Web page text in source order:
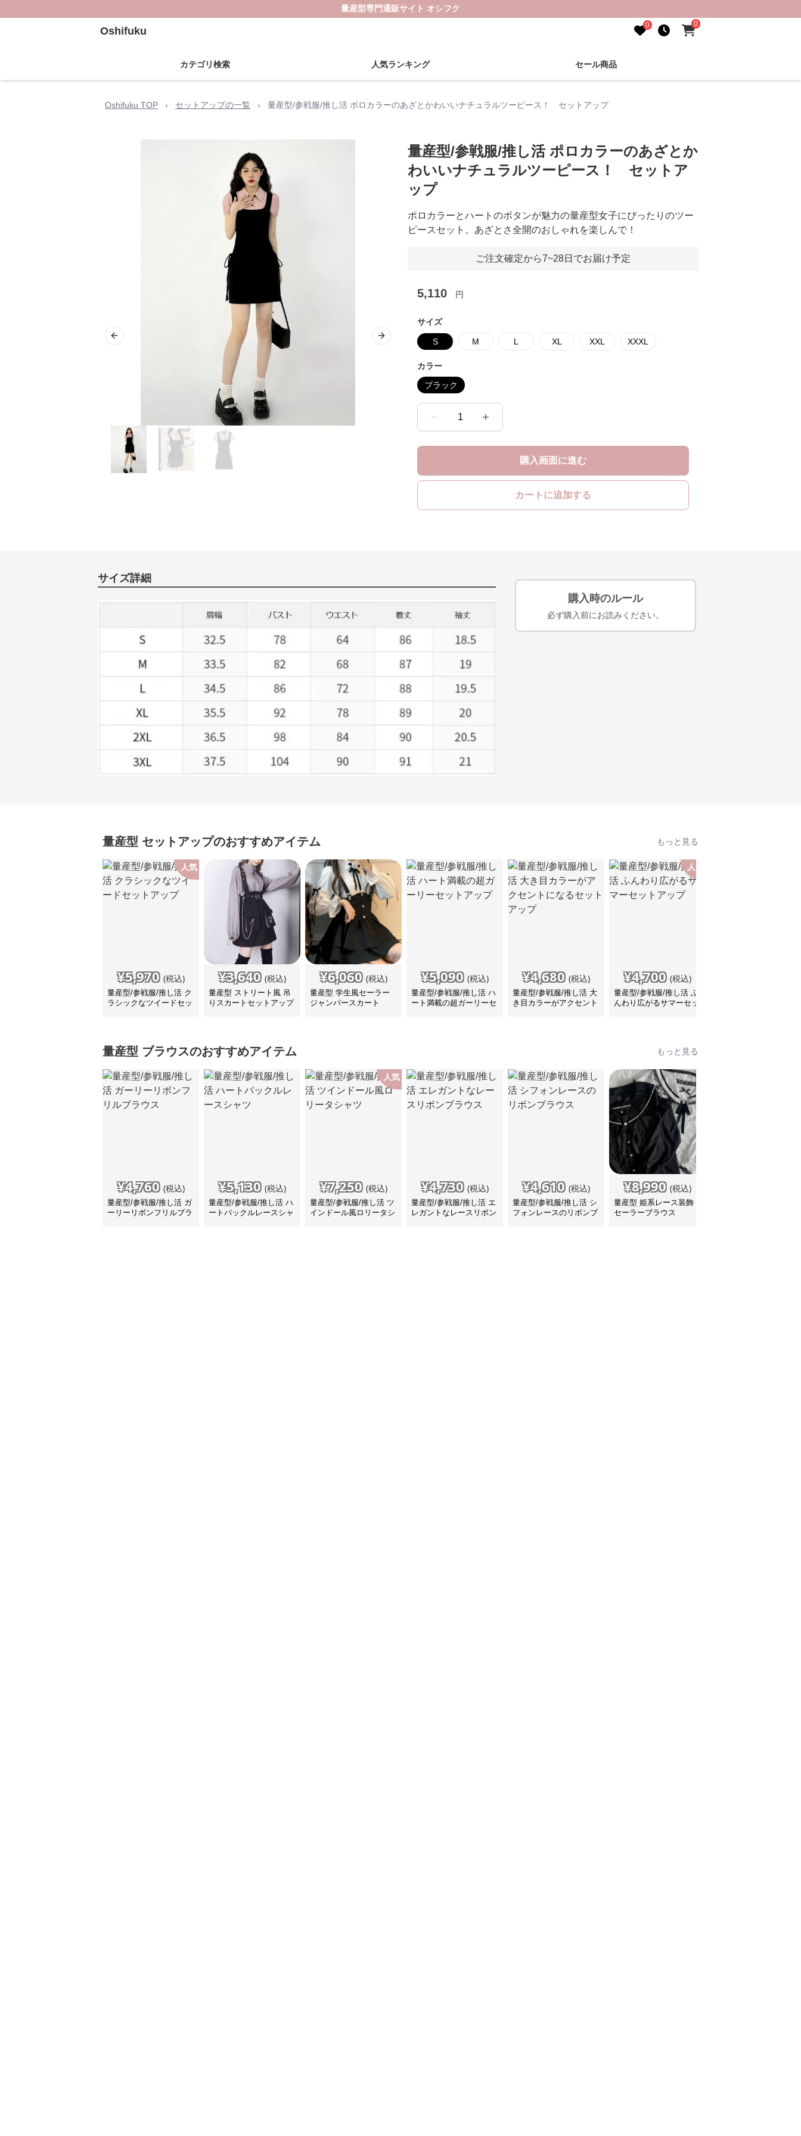
量産型専門通販サイト オシフク
Oshifuku 0 0
カテゴリ検索 人気ランキング セール商品
Oshifuku TOP › セットアップの一覧 › 量産型/参戦服/推し活 ポロカラーのあざとかわいいナチュラルツーピース！ セットアップ
Previous slide Next slide
量産型/参戦服/推し活 ポロカラーのあざとか
わいいナチュラルツーピース！ セットア
ップ
ポロカラーとハートのボタンが魅力の量産型女子にぴったりのツー
ピースセット。あざとさ全開のおしゃれを楽しんで！
ご注文確定から7~28日でお届け予定
5,110 円
サイズ
S M L XL XXL XXXL
カラー
ブラック
1
購入画面に進む
カートに追加する
サイズ詳細
購入時のルール
必ず購入前にお読みください。
量産型 セットアップのおすすめアイテム もっと見る
人気
¥5,970 (税込)
量産型/参戦服/推し活 ク
ラシックなツイードセッ
¥3,640 (税込)
量産型 ストリート風 吊
りスカートセットアップ
¥6,060 (税込)
量産型 学生風セーラー
ジャンパースカート
¥5,090 (税込)
量産型/参戦服/推し活 ハ
ート満載の超ガーリーセ
¥4,680 (税込)
量産型/参戦服/推し活 大
き目カラーがアクセント
人気
¥4,700 (税込)
量産型/参戦服/推し活 ふ
んわり広がるサマーセッ
量産型 ブラウスのおすすめアイテム もっと見る
¥4,760 (税込)
量産型/参戦服/推し活 ガ
ーリーリボンフリルブラ
¥5,130 (税込)
量産型/参戦服/推し活 ハ
ートバックルレースシャ
人気
¥7,250 (税込)
量産型/参戦服/推し活 ツ
インドール風ロリータシ
¥4,730 (税込)
量産型/参戦服/推し活 エ
レガントなレースリボン
¥4,610 (税込)
量産型/参戦服/推し活 シ
フォンレースのリボンブ
¥8,990 (税込)
量産型 姫系レース装飾
セーラーブラウス